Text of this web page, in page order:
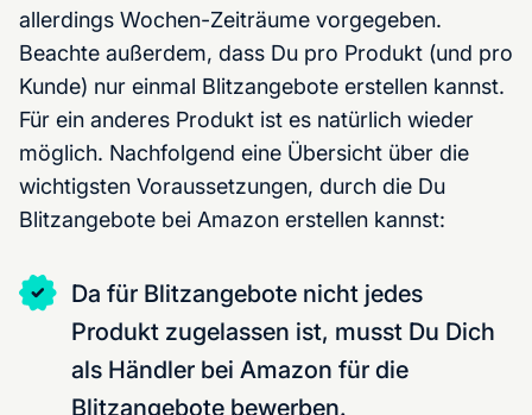
allerdings Wochen-Zeiträume vorgegeben.
Beachte außerdem, dass Du pro Produkt (und pro
Kunde) nur einmal Blitzangebote erstellen kannst.
Für ein anderes Produkt ist es natürlich wieder
möglich. Nachfolgend eine Übersicht über die
wichtigsten Voraussetzungen, durch die Du
Blitzangebote bei Amazon erstellen kannst:
Da für Blitzangebote nicht jedes
Produkt zugelassen ist, musst Du Dich
als Händler bei Amazon für die
Blitzangebote bewerben.